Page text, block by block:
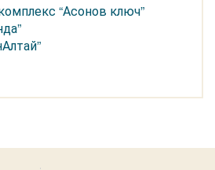
“Асонов ключ”